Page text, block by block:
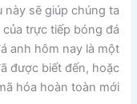
sẽ giúp chúng ta
trực tiếp bóng đá
anh hôm nay là một
được biết đến, hoặc
hóa hoàn toàn mới.